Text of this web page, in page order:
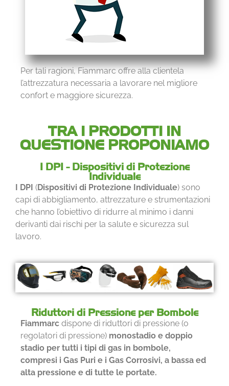
Per tali ragioni, Fiammarc offre alla clientela
l’attrezzatura necessaria a lavorare nel migliore
confort e maggiore sicurezza.
TRA I PRODOTTI IN
QUESTIONE PROPONIAMO
I DPI - Dispositivi di Protezione
Individuale
I DPI (Dispositivi di Protezione Individuale) sono
capi di abbigliamento, attrezzature e strumentazioni
che hanno l’obiettivo di ridurre al minimo i danni
derivanti dai rischi per la salute e sicurezza sul
lavoro.
Riduttori di Pressione per Bombole
Fiammarc dispone di riduttori di pressione (o
regolatori di pressione) monostadio e doppio
stadio per tutti i tipi di gas in bombole,
compresi i Gas Puri e i Gas Corrosivi, a bassa ed
alta pressione e di tutte le portate.